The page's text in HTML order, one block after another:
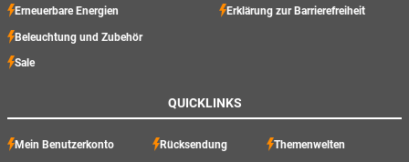
Erneuerbare Energien
Beleuchtung und Zubehör
Sale
Erklärung zur Barrierefreiheit
QUICKLINKS
Mein Benutzerkonto Rücksendung Themenwelten